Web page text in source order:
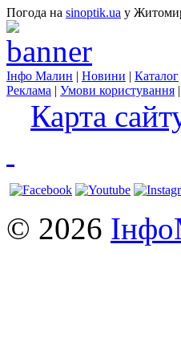
Погода на sinoptik.ua у
Інфо Малин | Новини | Каталог
Реклама | Умови користування |
Карта
© 2026